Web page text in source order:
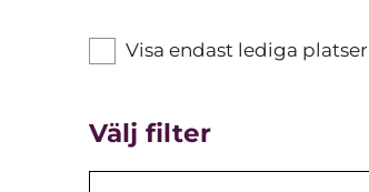
Visa endast lediga platser
Välj filter